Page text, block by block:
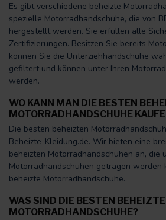
Es gibt verschiedene beheizte
spezielle Motorradhandschuhe, die von
hergestellt werden. Sie erfüllen alle
Zertifizierungen. Besitzen Sie bereits
können Sie die Unterziehhandschuhe
gefiltert und können unter Ihren
werden.
WO KANN MAN DIE BESTEN
MOTORRADHANDSCHUHE
Die besten beheizten
Beheizte-Kleidung.de. Wir bieten eine
beheizten Motorradhandschuhen an, die
Motorradhandschuhen getragen werden
beheizte Motorradhandschuhe.
WAS SIND DIE BESTEN
MOTORRADHANDSCHUHE?